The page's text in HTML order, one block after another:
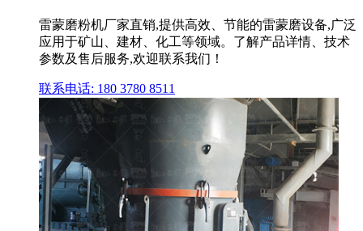
雷蒙磨粉机厂家直销,提供高效、节能的雷蒙磨设备,广泛
应用于矿山、建材、化工等领域。了解产品详情、技术
参数及售后服务,欢迎联系我们！
联系电话: 180 3780 8511